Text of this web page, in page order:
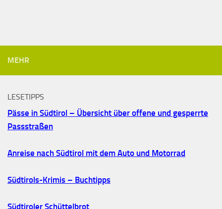
MEHR
LESETIPPS
Pässe in Südtirol – Übersicht über offene und gesperrte
Passstraßen
Anreise nach Südtirol mit dem Auto und Motorrad
Südtirols-Krimis – Buchtipps
Südtiroler Schüttelbrot